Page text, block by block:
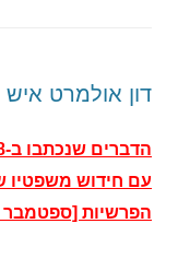
דון אולמרט
עם חידוש משפטיו
הפרשיות [ספטמבר 2014]